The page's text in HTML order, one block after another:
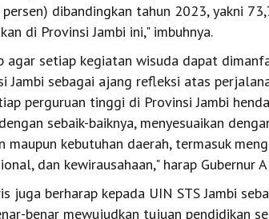
dibandingkan tahun 2023, yakni
di Provinsi Jambi ini," imbuhnya.
agar setiap kegiatan wisuda dapat
Jambi sebagai ajang refleksi atas
perguruan tinggi di Provinsi Jambi
sebaik-baiknya, menyesuaikan
maupun kebutuhan daerah, termasuk
dan kewirausahaan," harap Gubernur
juga berharap kepada UIN STS Jambi
benar mewujudkan tujuan pendidikan